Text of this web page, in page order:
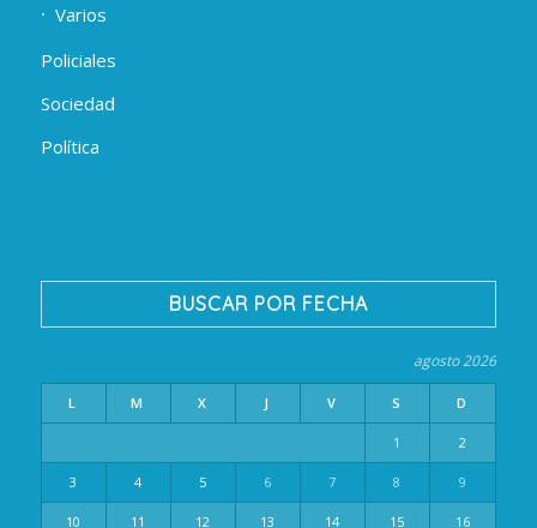
Varios
Policiales
Sociedad
Política
BUSCAR POR FECHA
agosto 2026
L M X J V S D
1 2
3 4 5 6 7 8 9
10 11 12 13 14 15 16